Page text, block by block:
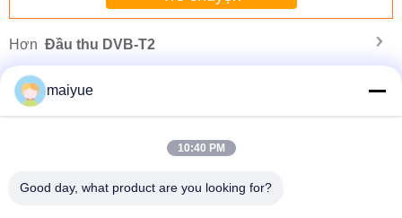
Hơn Đầu thu DVB-T2
maiyue
10:40 PM
Good day, what product are you looking for?